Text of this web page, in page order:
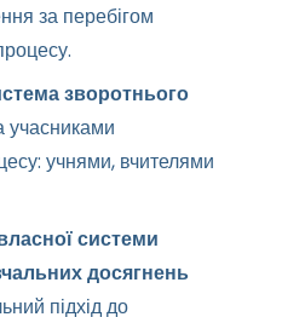
за перебігом
зворотнього
учасниками
учнями, вчителями
системи
досягнень
підхід до